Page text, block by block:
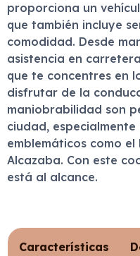
proporciona un
que también incluye
comodidad. Desde
asistencia en
que te concentres en
disfrutar de la
maniobrabilidad son
ciudad,
emblemáticos como el
Alcazaba. Con este
está al alcance.
Características